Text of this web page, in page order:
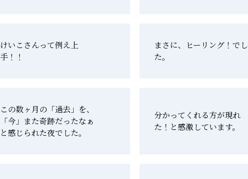
けいこさんって例え上
手！！
まさに、ヒーリング！でし
た。
この数ヶ月の「過去」を、
「今」また奇跡だったなぁ
と感じられた夜でした。
分かってくれる方が現れ
た！と感激しています。